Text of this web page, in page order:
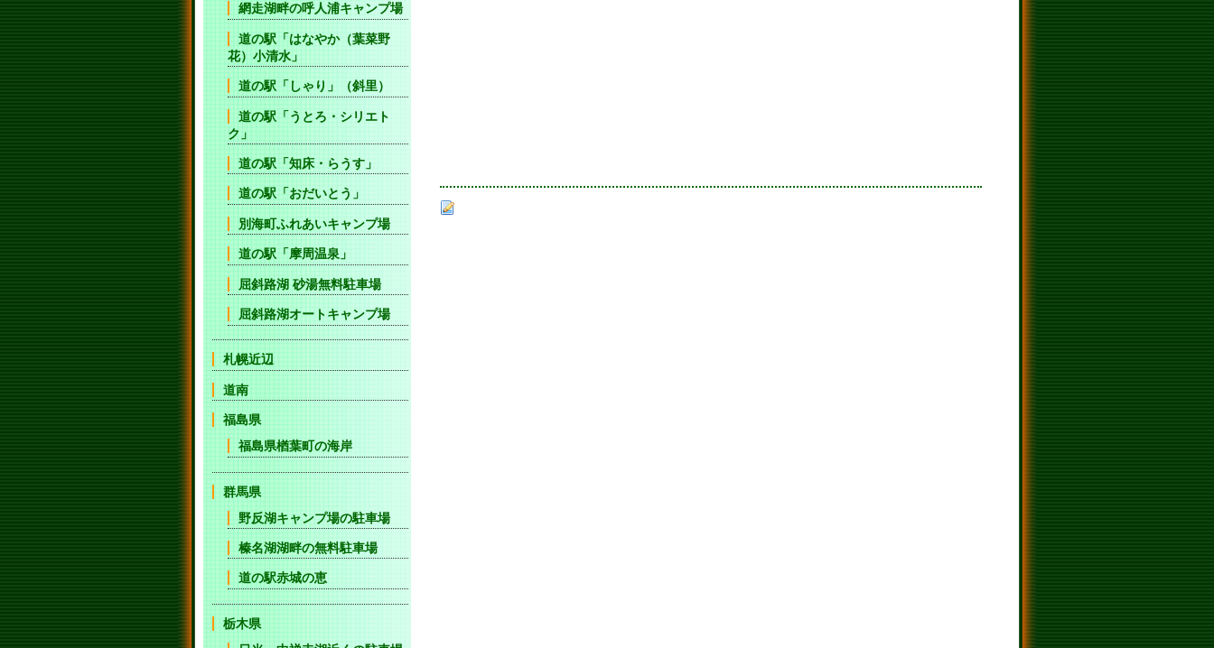
網走湖畔の呼人浦キャンプ場
道の駅「はなやか（葉菜野
花）小清水」
道の駅「しゃり」（斜里）
道の駅「うとろ・シリエト
ク」
道の駅「知床・らうす」
道の駅「おだいとう」
別海町ふれあいキャンプ場
道の駅「摩周温泉」
屈斜路湖 砂湯無料駐車場
屈斜路湖オートキャンプ場
札幌近辺
道南
福島県
福島県楢葉町の海岸
群馬県
野反湖キャンプ場の駐車場
榛名湖湖畔の無料駐車場
道の駅赤城の恵
栃木県